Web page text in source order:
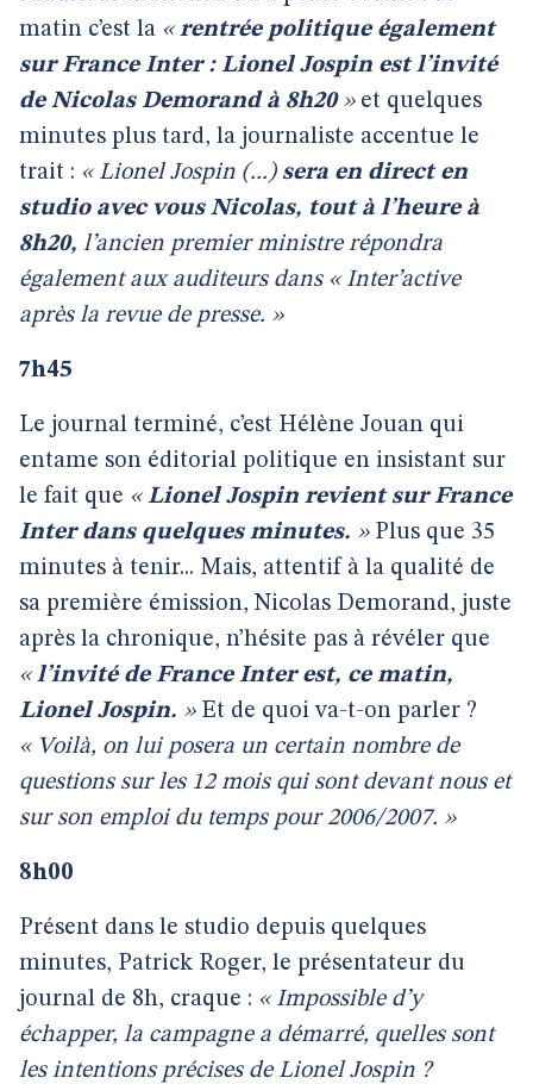
matin c’est la «rentrée politique également
sur France Inter : Lionel Jospin est l’invité
de Nicolas Demorand à 8h20» et quelques
minutes plus tard, la journaliste accentue le
trait : « Lionel Jospin (...) sera en direct en
studio avec vous Nicolas, tout à l’heure à
8h20, l’ancien premier ministre répondra
également aux auditeurs dans « Inter’active
après la revue de presse. »
7h45
Le journal terminé, c’est Hélène Jouan qui
entame son éditorial politique en insistant sur
le fait que «Lionel Jospin revient sur France
Inter dans quelques minutes. »Plus que 35
minutes à tenir... Mais, attentif à la qualité de
sa première émission, Nicolas Demorand, juste
après la chronique, n’hésite pas à révéler que
«l’invité de France Inter est, ce matin,
Lionel Jospin. »Et de quoi va-t-on parler ?
« Voilà, on lui posera un certain nombre de
questions sur les 12 mois qui sont devant nous et
sur son emploi du temps pour 2006/2007. »
8h00
Présent dans le studio depuis quelques
minutes, Patrick Roger, le présentateur du
journal de 8h, craque : « Impossible d’y
échapper, la campagne a démarré, quelles sont
les intentions précises de Lionel Jospin ?